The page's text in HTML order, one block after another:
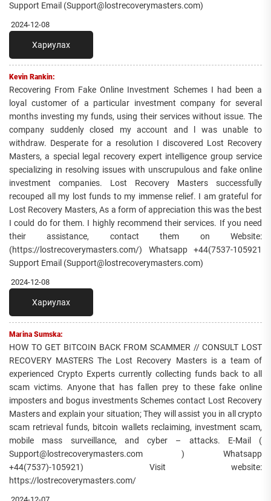
Support Email (Support@lostrecoverymasters.com)
2024-12-08
Хариулах
Kevin Rankin:
Recovering From Fake Online Investment Schemes I had been a
loyal customer of a particular investment company for several
months investing my funds, using their services without issue. The
company suddenly closed my account and l was unable to
withdraw. Desperate for a resolution I discovered Lost Recovery
Masters, a special legal recovery expert intelligence group service
specializing in resolving issues with unscrupulous and fake online
investment companies. Lost Recovery Masters successfully
recouped all my lost funds to my immense relief. I am grateful for
Lost Recovery Masters, As a form of appreciation this was the best
I could do for them. I highly recommend their services. If you need
their assistance, contact them on Website:
(https://lostrecoverymasters.com/) Whatsapp +44(7537-105921
Support Email (Support@lostrecoverymasters.com)
2024-12-08
Хариулах
Marina Sumska:
HOW TO GET BITCOIN BACK FROM SCAMMER // CONSULT LOST
RECOVERY MASTERS The Lost Recovery Masters is a team of
experienced Crypto Experts currently collecting funds back to all
scam victims. Anyone that has fallen prey to these fake online
imposters and bogus investments Schemes contact Lost Recovery
Masters and explain your situation; They will assist you in all crypto
scam retrieval funds, bitcoin wallets reclaiming, investment scam,
mobile mass surveillance, and cyber – attacks. E-Mail (
Support@lostrecoverymasters.com ) Whatsapp
+44(7537)-105921) Visit website:
https://lostrecoverymasters.com/